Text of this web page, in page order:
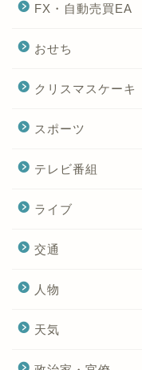
FX・自動売買EA
おせち
クリスマスケーキ
スポーツ
テレビ番組
ライブ
交通
人物
天気